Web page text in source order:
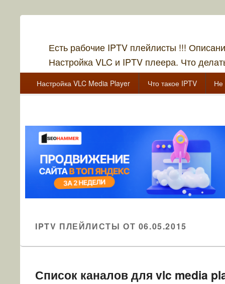
Есть рабочие IPTV плейлисты !!!
Настройка VLC и IPTV плеера. Что
Главное меню
Перейти к основному содержанию
Перейти к дополнительному содержимому
Настройка VLC Media Player Что такое IPTV Не
IPTV ПЛЕЙЛИСТЫ ОТ 06.05.2015
Список каналов для vlc media